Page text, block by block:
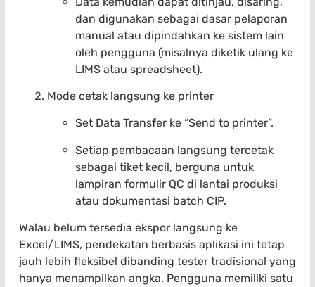
dan digunakan sebagai dasar pelaporan
manual atau dipindahkan ke sistem lain
oleh pengguna (misalnya diketik ulang ke
LIMS atau spreadsheet).
Mode cetak langsung ke printer
Set Data Transfer ke “Send to printer”.
Setiap pembacaan langsung tercetak
sebagai tiket kecil, berguna untuk
lampiran formulir QC di lantai produksi
atau dokumentasi batch CIP.
Walau belum tersedia ekspor langsung ke
Excel/LIMS, pendekatan berbasis aplikasi ini tetap
jauh lebih fleksibel dibanding tester tradisional yang
hanya menampilkan angka. Pengguna memiliki satu